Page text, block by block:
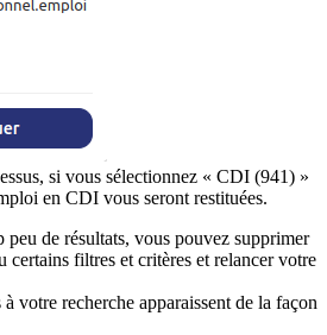
si vous sélectionnez « CDI (941) »
en CDI vous seront restituées.
peu de résultats, vous pouvez supprimer
certains filtres et critères et relancer votre
votre recherche apparaissent de la façon